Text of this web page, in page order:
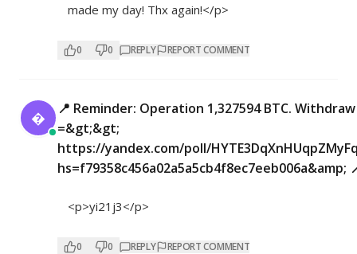
made my day! Thx again!</p>
0 0 REPLY REPORT COMMENT

📍 Reminder: Operation 1,327594 BTC. Withdraw
=&gt;&gt;
https://yandex.com/poll/
hs=f79358c456a02a5a5cb4f8ec7eeb006a&amp;
<p>yi21j3</p>
0 0 REPLY REPORT COMMENT